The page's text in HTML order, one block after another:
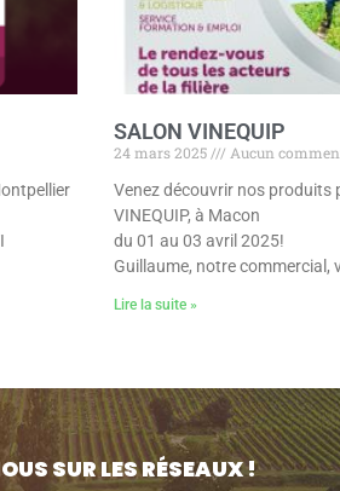
SALON VINEQUIP
24 mars 2025
Aucun
Venez découvrir nos produits
VINEQUIP, à Macon
du 01 au 03 avril 2025!
Guillaume, notre commercial,
Lire la suite »
SUR LES RÉSEAUX !